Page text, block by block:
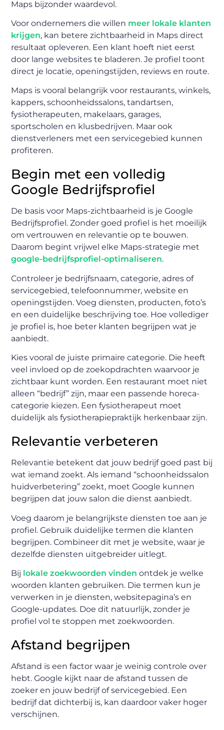
Maps bijzonder waardevol.
Voor ondernemers die willen meer lokale klanten
krijgen, kan betere zichtbaarheid in Maps direct
resultaat opleveren. Een klant hoeft niet eerst
door lange websites te bladeren. Je profiel toont
direct je locatie, openingstijden, reviews en route.
Maps is vooral belangrijk voor restaurants, winkels,
kappers, schoonheidssalons, tandartsen,
fysiotherapeuten, makelaars, garages,
sportscholen en klusbedrijven. Maar ook
dienstverleners met een servicegebied kunnen
profiteren.
Begin met een volledig
Google Bedrijfsprofiel
De basis voor Maps-zichtbaarheid is je Google
Bedrijfsprofiel. Zonder goed profiel is het moeilijk
om vertrouwen en relevantie op te bouwen.
Daarom begint vrijwel elke Maps-strategie met
google-bedrijfsprofiel-optimaliseren.
Controleer je bedrijfsnaam, categorie, adres of
servicegebied, telefoonnummer, website en
openingstijden. Voeg diensten, producten, foto’s
en een duidelijke beschrijving toe. Hoe vollediger
je profiel is, hoe beter klanten begrijpen wat je
aanbiedt.
Kies vooral de juiste primaire categorie. Die heeft
veel invloed op de zoekopdrachten waarvoor je
zichtbaar kunt worden. Een restaurant moet niet
alleen “bedrijf” zijn, maar een passende horeca-
categorie kiezen. Een fysiotherapeut moet
duidelijk als fysiotherapiepraktijk herkenbaar zijn.
Relevantie verbeteren
Relevantie betekent dat jouw bedrijf goed past bij
wat iemand zoekt. Als iemand “schoonheidssalon
huidverbetering” zoekt, moet Google kunnen
begrijpen dat jouw salon die dienst aanbiedt.
Voeg daarom je belangrijkste diensten toe aan je
profiel. Gebruik duidelijke termen die klanten
begrijpen. Combineer dit met je website, waar je
dezelfde diensten uitgebreider uitlegt.
Bij lokale zoekwoorden vinden ontdek je welke
woorden klanten gebruiken. Die termen kun je
verwerken in je diensten, websitepagina’s en
Google-updates. Doe dit natuurlijk, zonder je
profiel vol te stoppen met zoekwoorden.
Afstand begrijpen
Afstand is een factor waar je weinig controle over
hebt. Google kijkt naar de afstand tussen de
zoeker en jouw bedrijf of servicegebied. Een
bedrijf dat dichterbij is, kan daardoor vaker hoger
verschijnen.